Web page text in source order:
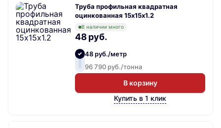
Труба профильная квадратная
оцинкованная 15х15х1.2
В наличии много
48 руб.
48 руб./метр
96 790 руб./тонна
В корзину
Купить в 1 клик